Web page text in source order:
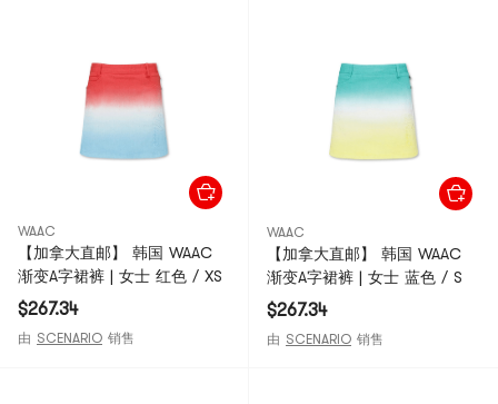
WAAC
【加拿大直邮】 韩国 WAAC
渐变A字裙裤 | 女士 红色 / XS
$267.34
由 SCENARIO 销售
WAAC
【加拿大直邮】 韩国 WAAC
渐变A字裙裤 | 女士 蓝色 / S
$267.34
由 SCENARIO 销售